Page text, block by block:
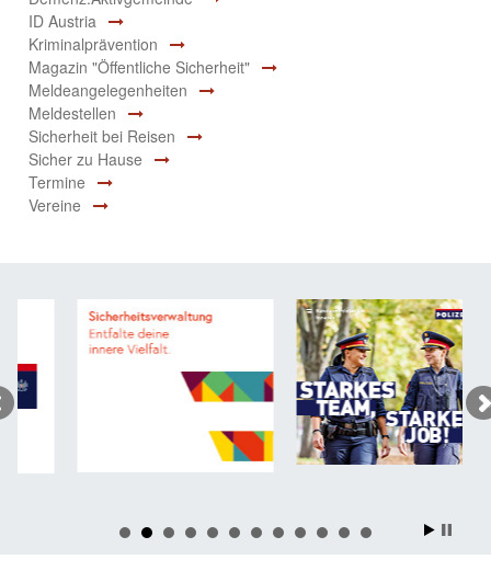
ID Austria
Kriminalprävention
Magazin "Öffentliche Sicherheit"
Meldeangelegenheiten
Meldestellen
Sicherheit bei Reisen
Sicher zu Hause
Termine
Vereine